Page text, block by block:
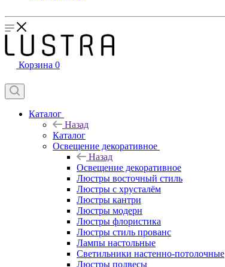
Корзина 0
Каталог
Назад
Каталог
Освещение декоративное
Назад
Освещение декоративное
Люстры восточный стиль
Люстры с хрусталём
Люстры кантри
Люстры модерн
Люстры флористика
Люстры стиль прованс
Лампы настольные
Светильники настенно-потолочные
Люстры подвесы